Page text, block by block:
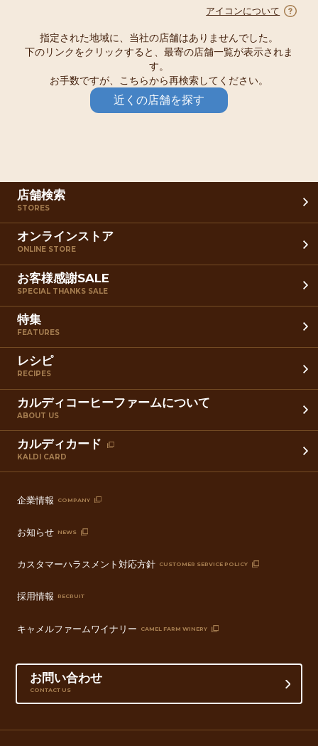
アイコンについて
指定された地域に、当社の店舗はありませんでした。
下のリンクをクリックすると、最寄の店舗一覧が表示されま
す。
お手数ですが、こちらから再検索してください。
近くの店舗を探す
店舗検索
STORES
オンラインストア
ONLINE STORE
お客様感謝SALE
SPECIAL THANKS SALE
特集
FEATURES
レシピ
RECIPES
カルディコーヒーファームについて
ABOUT US
カルディカード
KALDI CARD
企業情報 COMPANY
お知らせ NEWS
カスタマーハラスメント対応方針 CUSTOMER SERVICE POLICY
採用情報 RECRUIT
キャメルファームワイナリー CAMEL FARM WINERY
お問い合わせ
CONTACT US